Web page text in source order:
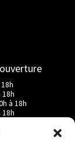
18h
à 18h
à 17h